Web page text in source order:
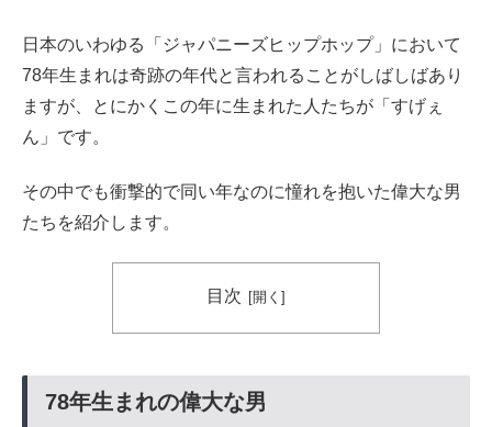
日本のいわゆる「ジャパニーズヒップホップ」において
78年生まれは奇跡の年代と言われることがしばしばあり
ますが、とにかくこの年に生まれた人たちが「すげぇ
ん」です。
その中でも衝撃的で同い年なのに憧れを抱いた偉大な男
たちを紹介します。
目次
78年生まれの偉大な男